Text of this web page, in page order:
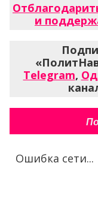
и
Telegram,
Ошибка сети...